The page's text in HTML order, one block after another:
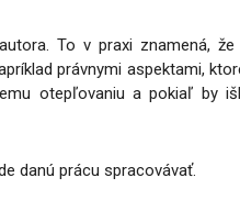
To v praxi znamená,
právnymi aspektami,
otepľovaniu a pokiaľ by
danú prácu spracovávať.